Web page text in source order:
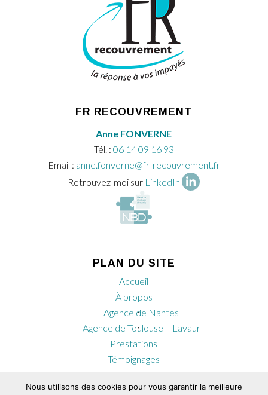
FR RECOUVREMENT
Anne FONVERNE
Tél. : 06 14 09 16 93
Email : anne.fonverne@fr-recouvrement.fr
Retrouvez-moi sur LinkedIn
PLAN DU SITE
Accueil
À propos
Agence de Nantes
Agence de Toulouse – Lavaur
Prestations
Témoignages
Contact
Nous utilisons des cookies pour vous garantir la meilleure